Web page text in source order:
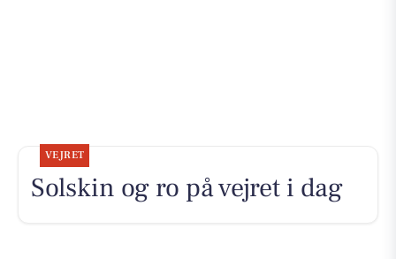
VEJRET
Solskin og ro på vejret i dag